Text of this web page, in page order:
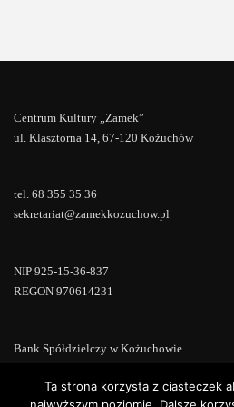
Centrum Kultury „Zamek”
ul. Klasztorna 14, 67-120 Kożuchów
tel. 68 355 35 36
sekretariat@zamekkozuchow.pl
NIP 925-15-36-837
REGON 970614231
Bank Spółdzielczy w Kożuchowie
Ta strona korzysta z ciasteczek